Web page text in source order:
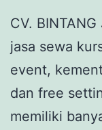
CV.
jasa sewa
event,
dan free
memiliki